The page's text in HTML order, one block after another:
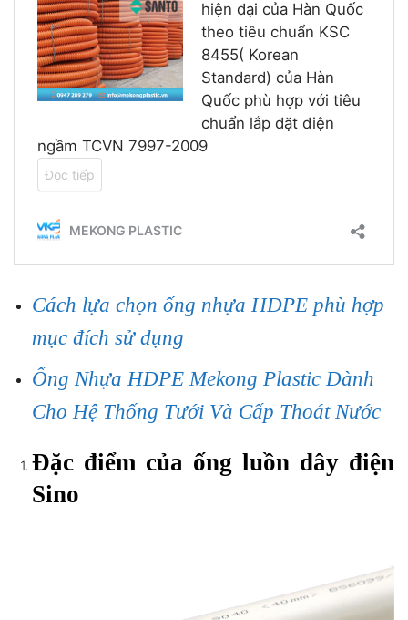
Cách lựa chọn ống nhựa HDPE phù hợp
mục đích sử dụng
Ống Nhựa HDPE Mekong Plastic Dành
Cho Hệ Thống Tưới Và Cấp Thoát Nước
Đặc điểm của ống luồn dây điện
Sino